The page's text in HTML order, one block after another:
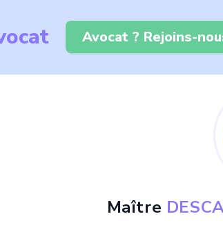
Avocat ? Rejoins-
Maître